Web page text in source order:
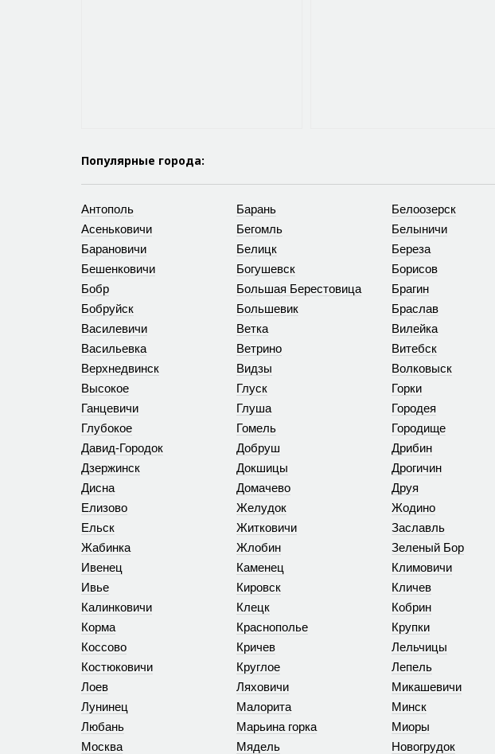
Популярные города:
Антополь
Асеньковичи
Барановичи
Барань
Бегомль
Белицк
Белоозерск
Белыничи
Береза
Бешенковичи
Бобр
Бобруйск
Богушевск
Большая Берестовица
Большевик
Борисов
Брагин
Браслав
Василевичи
Васильевка
Верхнедвинск
Ветка
Ветрино
Видзы
Вилейка
Витебск
Волковыск
Высокое
Ганцевичи
Глубокое
Глуск
Глуша
Гомель
Горки
Городея
Городище
Давид-Городок
Дзержинск
Дисна
Добруш
Докшицы
Домачево
Дрибин
Дрогичин
Друя
Елизово
Ельск
Жабинка
Желудок
Житковичи
Жлобин
Жодино
Заславль
Зеленый Бор
Ивенец
Ивье
Калинковичи
Каменец
Кировск
Клецк
Климовичи
Кличев
Кобрин
Корма
Коссово
Костюковичи
Краснополье
Кричев
Круглое
Крупки
Лельчицы
Лепель
Лоев
Лунинец
Любань
Ляховичи
Малорита
Марьина горка
Микашевичи
Минск
Миоры
Москва
Мядель
Новогрудок